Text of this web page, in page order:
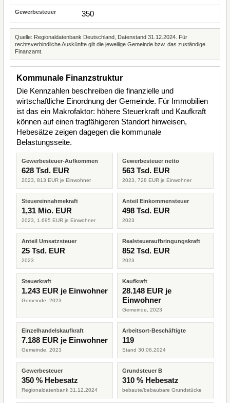
350
Quelle: Regionaldatenbank Deutschland, Datenstand 31.12.2024. Für
rechtsverbindliche Auskünfte gilt die jeweilige Gemeinde bzw. das zuständige
Finanzamt.
Kommunale Finanzstruktur
Die Kennzahlen beschreiben die finanzielle und
wirtschaftliche Einordnung der Gemeinde. Für Immobilien
ist das ein Makrofaktor: höhere Steuerkraft und Kaufkraft
können auf einen tragfähigeren Standort hinweisen,
Hebesätze zeigen dagegen die kommunale
Belastungsseite.
Gewerbesteuer-Aufkommen
628 Tsd. EUR
2023, 813 EUR je Einwohner
Gewerbesteuer netto
563 Tsd. EUR
2023, 728 EUR je Einwohner
Steuereinnahmekraft
1,31 Mio. EUR
2023, 1.695 EUR je Einwohner
Anteil Einkommensteuer
498 Tsd. EUR
2023
Anteil Umsatzsteuer
25 Tsd. EUR
2023
Realsteueraufbringungskraft
852 Tsd. EUR
2023
Steuerkraft
1.243 EUR je Einwohner
Gemeinde, 2023
Kaufkraft
28.148 EUR je
Einwohner
Gemeinde, 2023
Einzelhandelskaufkraft
7.188 EUR je Einwohner
Gemeinde, 2023
Arbeitsort-Beschäftigte
119
Stand 30.06.2024
Gewerbesteuer
350 % Hebesatz
Regionaldatenbank 31.12.2024
Grundsteuer B
310 % Hebesatz
bebaute/bebaubare Grundstücke